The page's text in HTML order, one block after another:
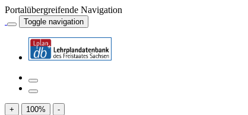
Portalübergreifende Navigation
Toggle navigation
+ 100% -